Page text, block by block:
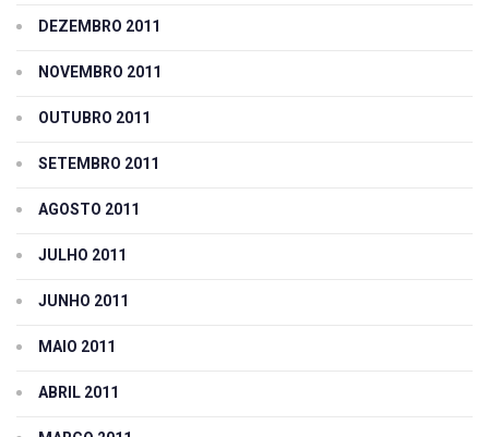
DEZEMBRO 2011
NOVEMBRO 2011
OUTUBRO 2011
SETEMBRO 2011
AGOSTO 2011
JULHO 2011
JUNHO 2011
MAIO 2011
ABRIL 2011